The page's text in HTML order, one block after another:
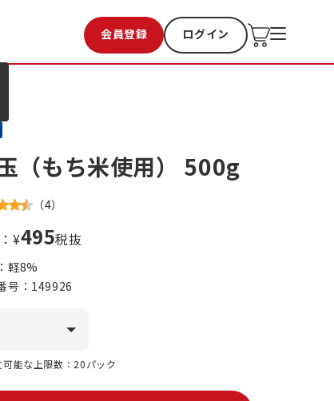
会員登録 ログイン
お気に入り 過去購入
（もち米使用） 500g
（4）
¥495税抜
軽8%
号： 149926
能な上限数：20パック